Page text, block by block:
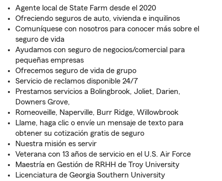
Agente local de State Farm desde el 2020
Ofreciendo seguros de auto, vivienda e inquilinos
Comuníquese con nosotros para conocer más sobre el
seguro de vida
Ayudamos con seguro de negocios/comercial para
pequeñas empresas
Ofrecemos seguro de vida de grupo
Servicio de reclamos disponible 24/7
Prestamos servicios a Bolingbrook, Joliet, Darien,
Downers Grove,
Romeoveille, Naperville, Burr Ridge, Willowbrook
Llame, haga clic o envíe un mensaje de texto para
obtener su cotización gratis de seguro
Nuestra misión es servir
Veterana con 13 años de servicio en el U.S. Air Force
Maestría en Gestión de RRHH de Troy University
Licenciatura de Georgia Southern University